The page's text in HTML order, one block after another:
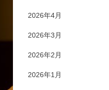
2026年4月
2026年3月
2026年2月
2026年1月